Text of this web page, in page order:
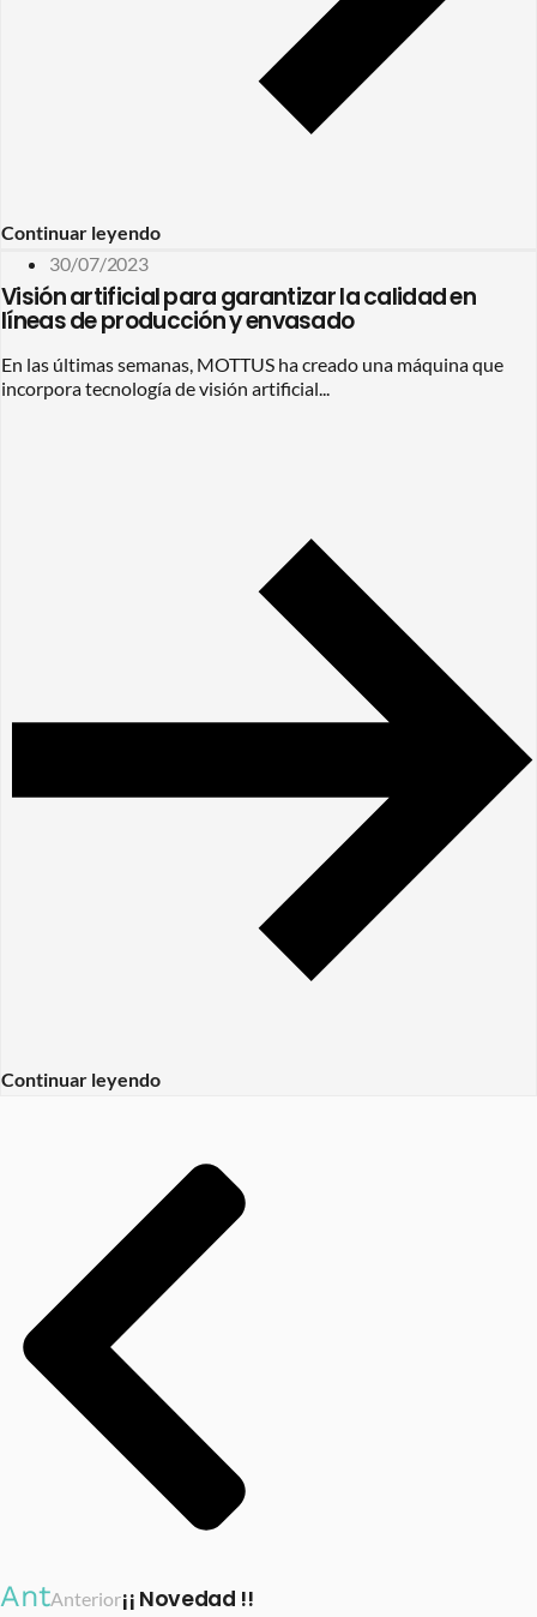
Continuar leyendo
30/07/2023
Visión artificial para garantizar la calidad en
líneas de producción y envasado
En las últimas semanas, MOTTUS ha creado una máquina que
incorpora tecnología de visión artificial...
Continuar leyendo
AntAnterior¡¡ Novedad !!